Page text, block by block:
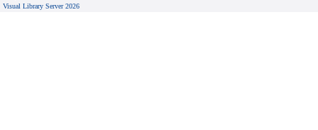
Visual Library Server 2026